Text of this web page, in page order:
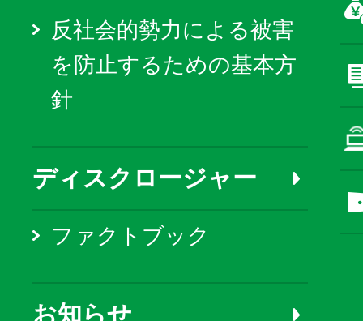
反社会的勢力による被害
を防止するための基本方
針
ディスクロージャー
ファクトブック
お知らせ